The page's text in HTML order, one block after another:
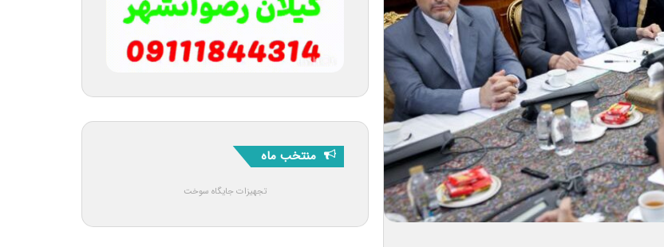
منتخب ماه
تجهیزات جایگاه سوخت